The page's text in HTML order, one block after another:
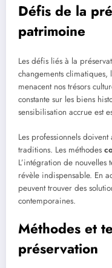
Défis de la
patrimoine
Les défis liés à la
changements
menacent nos trésors
constante sur les biens
sensibilisation accrue est
Les professionnels
traditions. Les méthodes
L’intégration de
révèle indispensable. En
peuvent trouver des
contemporaines.
Méthodes et
préservation